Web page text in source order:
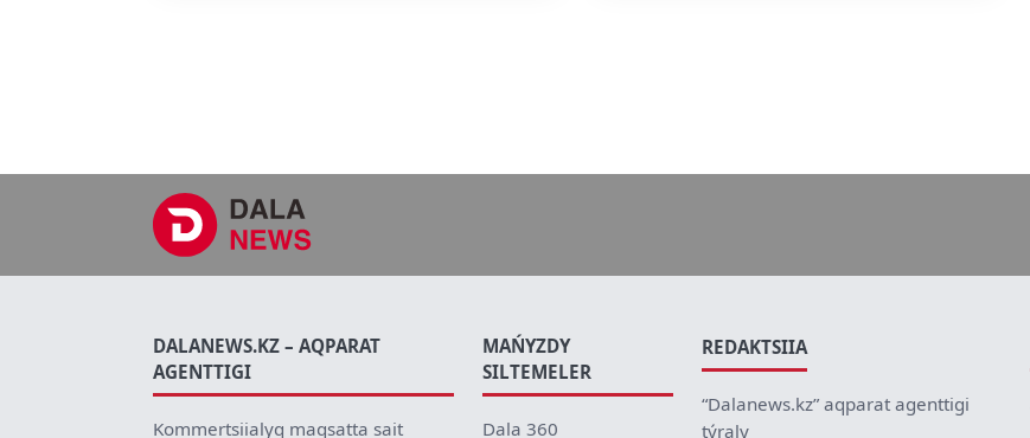
DALANEWS.KZ – AQPARAT
AGENTTIGI
Kommertsiialyq maqsatta sait
MAŃYZDY
SILTEMELER
Dala 360
REDAKTSIIA
“Dalanews.kz” aqparat agenttigi
týraly